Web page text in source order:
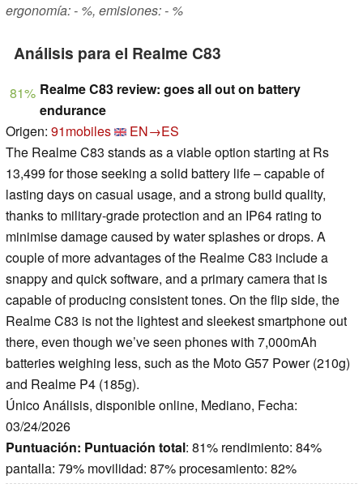
ergonomía: - %, emisiones: - %
Análisis para el Realme C83
81% Realme C83 review: goes all out on battery
endurance
Origen: 91mobiles
EN→ES
The Realme C83 stands as a viable option starting at Rs
13,499 for those seeking a solid battery life – capable of
lasting days on casual usage, and a strong build quality,
thanks to military-grade protection and an IP64 rating to
minimise damage caused by water splashes or drops. A
couple of more advantages of the Realme C83 include a
snappy and quick software, and a primary camera that is
capable of producing consistent tones. On the flip side, the
Realme C83 is not the lightest and sleekest smartphone out
there, even though we’ve seen phones with 7,000mAh
batteries weighing less, such as the Moto G57 Power (210g)
and Realme P4 (185g).
Único Análisis, disponible online, Mediano, Fecha:
03/24/2026
Puntuación: Puntuación total: 81% rendimiento: 84%
pantalla: 79% movilidad: 87% procesamiento: 82%